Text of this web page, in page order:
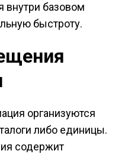
внутри базовом
быстроту.
организуются
либо единицы.
содержит